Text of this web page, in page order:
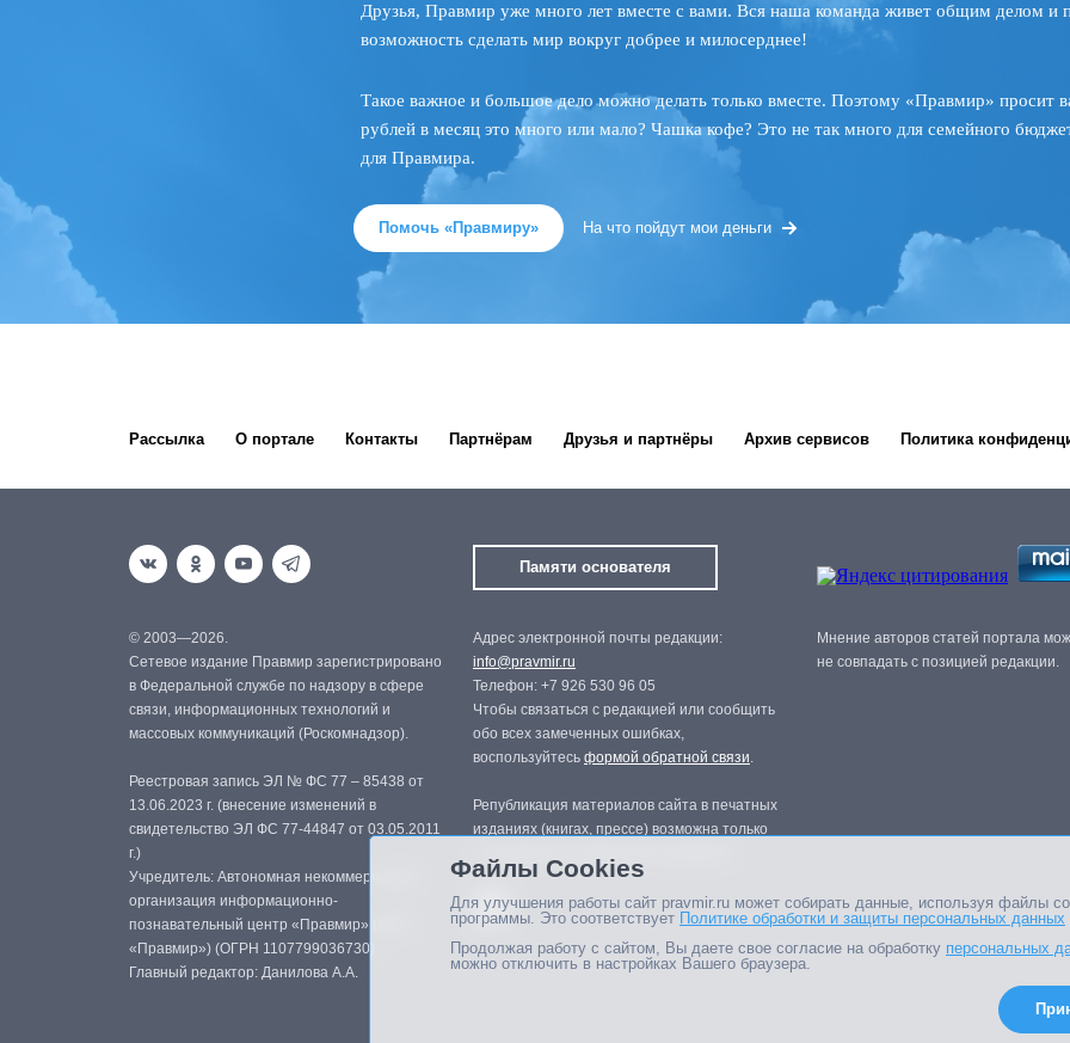
Друзья, Правмир уже много лет вместе с вами. Вся наша команда живет общим делом и
возможность сделать мир вокруг добрее и милосерднее!
Такое важное и большое дело можно делать только вместе. Поэтому «Правмир» просит
рублей в месяц это много или мало? Чашка кофе? Это не так много для семейного
для Правмира.
Помочь «Правмиру» На что пойдут мои деньги
Рассылка О портале Контакты Партнёрам Друзья и партнёры Архив сервисов Политика
Памяти основателя
© 2003—2026.
Сетевое издание Правмир зарегистрировано
в Федеральной службе по надзору в сфере
связи, информационных технологий и
массовых коммуникаций (Роскомнадзор).
Реестровая запись ЭЛ № ФС 77 – 85438 от
13.06.2023 г. (внесение изменений в
свидетельство ЭЛ ФС 77-44847 от 03.05.2011
г.)
Учредитель: Автономная некоммерческая
организация информационно-
познавательный центр «Правмир» (АНО
«Правмир») (ОГРН 1107799036730)
Главный редактор: Данилова А.А.
Адрес электронной почты редакции:
info@pravmir.ru
Телефон: +7 926 530 96 05
Чтобы связаться с редакцией или сообщить
обо всех замеченных ошибках,
воспользуйтесь формой обратной связи.
Републикация материалов сайта в печатных
изданиях (книгах, прессе) возможна только
Мнение авторов статей портала
не совпадать с позицией редакции.
Файлы Cookies
Для улучшения работы сайт pravmir.ru может собирать данные, используя файлы
программы. Это соответствует Политике обработки и защиты персональных данных
Продолжая работу с сайтом, Вы даете свое согласие на обработку персональных
можно отключить в настройках Вашего браузера.